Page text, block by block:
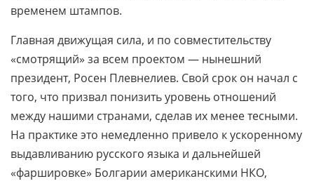
временем штампов.
Главная движущая сила, и по совместительству
«смотрящий» за всем проектом — нынешний
президент, Росен Плевнелиев. Свой срок он начал с
того, что призвал понизить уровень отношений
между нашими странами, сделав их менее тесными.
На практике это немедленно привело к ускоренному
выдавливанию русского языка и дальнейшей
«фаршировке» Болгарии американскими НКО,